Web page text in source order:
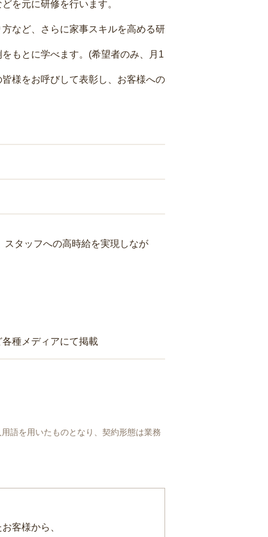
を元に研修を行います。
など、さらに家事スキルを高める研
もとに学べます。(希望者のみ、月1
様をお呼びして表彰し、お客様への
タッフへの高時給を実現しなが
種メディアにて掲載
語を用いたものとなり、契約形態は業務
客様から、